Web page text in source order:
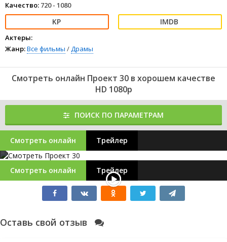
Качество: 720 - 1080
Актеры:
Жанр:Все фильмы /Драмы
Смотреть онлайн Проект 30 в хорошем качестве
HD 1080p
ПОИСК ПО ПАРАМЕТРАМ
Смотреть онлайн Трейлер
Смотреть онлайн Трейлер
Оставь свой отзыв